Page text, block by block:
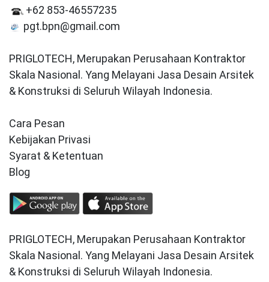
+62 853-46557235
pgt.bpn@gmail.com
PRIGLOTECH, Merupakan Perusahaan Kontraktor
Skala Nasional. Yang Melayani Jasa Desain Arsitek
& Konstruksi di Seluruh Wilayah Indonesia.
Cara Pesan
Kebijakan Privasi
Syarat & Ketentuan
Blog
PRIGLOTECH, Merupakan Perusahaan Kontraktor
Skala Nasional. Yang Melayani Jasa Desain Arsitek
& Konstruksi di Seluruh Wilayah Indonesia.